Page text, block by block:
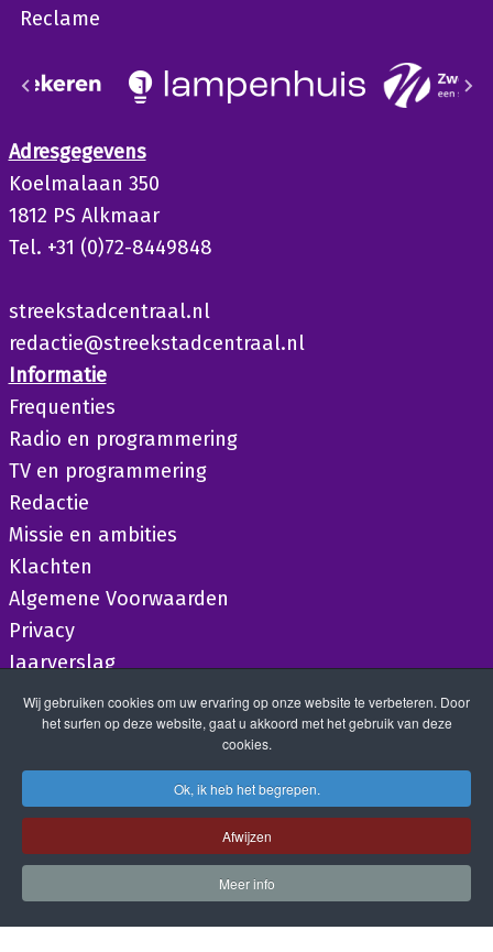
Reclame
Adresgegevens
Koelmalaan 350
1812 PS Alkmaar
Tel. +31 (0)72-8449848
streekstadcentraal.nl
redactie@streekstadcentraal.nl
Informatie
Frequenties
Radio en programmering
TV en programmering
Redactie
Missie en ambities
Klachten
Algemene Voorwaarden
Privacy
Jaarverslag
Wij gebruiken cookies om uw ervaring op onze website te verbeteren. Door
het surfen op deze website, gaat u akkoord met het gebruik van deze
cookies.
Ok, ik heb het begrepen.
Afwijzen
Meer info